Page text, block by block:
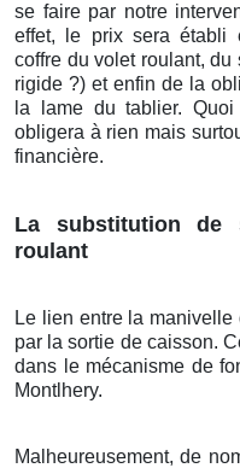
se faire par notre
effet, le prix sera établi
coffre du volet roulant, du
rigide ?) et enfin de la
la lame du tablier.
obligera à rien mais
financière.
La substitution
roulant
Le lien entre la manivelle
par la sortie de caisson.
dans le mécanisme de
Montlhery.
Malheureusement, de